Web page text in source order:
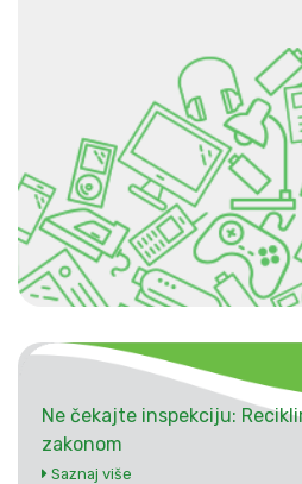
Ne čekajte inspekciju:
zakonom
Saznaj više